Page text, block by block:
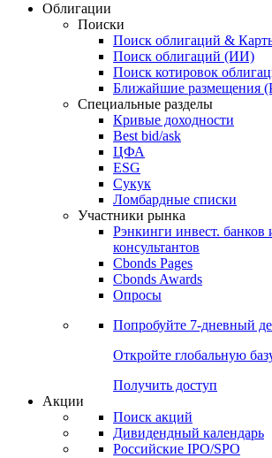
Облигации
Поиски
Поиск облигаций &
Поиск облигаций (ИИ)
Поиск котировок
Ближайшие размещения
Специальные разделы
Кривые доходности
Best bid/ask
ЦФА
ESG
Сукук
Ломбардные списки
Участники рынка
Рэнкинги инвест. банков
консультантов
Cbonds Pages
Cbonds Awards
Опросы
Попробуйте 7-дневный
Откройте глобальную
Получить доступ
Акции
Поиск акций
Дивидендный календарь
Российские IPO/SPO